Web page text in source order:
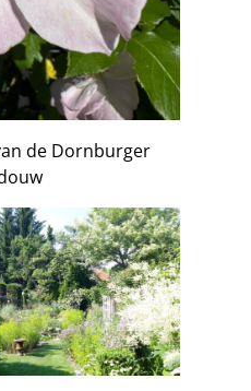
de Dornburger